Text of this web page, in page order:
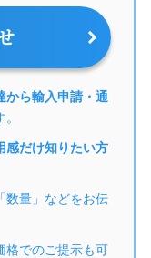
から輸入申請・通
感だけ知りたい方
数量」などをお伝
格でのご提示も可